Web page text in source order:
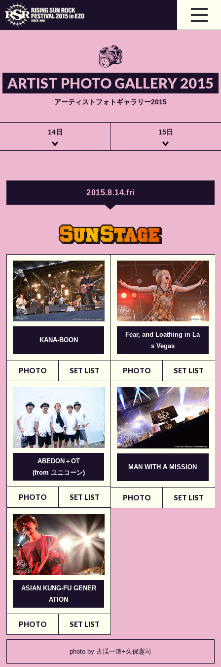
ARTIST PHOTO GALLERY 2015
アーティストフォトギャラリー2015
14日 15日
2015.8.14.fri
KANA-BOON
PHOTO SET LIST
Fear, and Loathing in La
s Vegas
PHOTO SET LIST
ABEDON＋OT
(from ユニコーン)
PHOTO SET LIST
MAN WITH A MISSION
PHOTO SET LIST
ASIAN KUNG-FU GENER
ATION
PHOTO SET LIST
photo by 古渓一道+久保憲司